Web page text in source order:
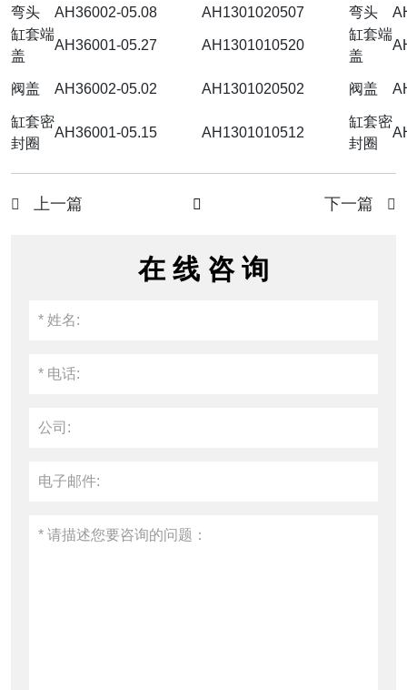
弯头 AH36002-05.08 AH1301020507 弯头
缸套端
盖
AH36001-05.27 AH1301010520
缸套端
盖
阀盖 AH36002-05.02 AH1301020502 阀盖
缸套密
封圈
AH36001-05.15 AH1301010512
缸套密
封圈
 上一篇  下一篇 
在 线 咨 询